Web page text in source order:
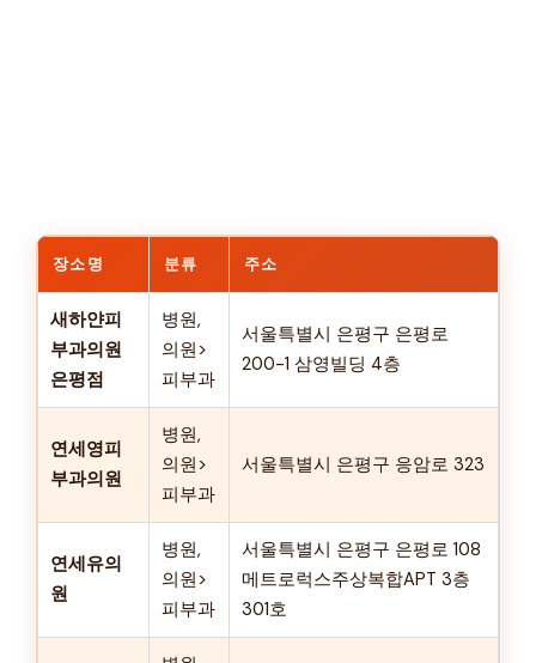
장소명 분류 주소
새하얀피
부과의원
은평점
병원,
의원>
피부과
서울특별시 은평구 은평로
200-1 삼영빌딩 4층
연세영피
부과의원
병원,
의원>
피부과
서울특별시 은평구 응암로 323
연세유의
원
병원,
의원>
피부과
서울특별시 은평구 은평로 108
메트로럭스주상복합APT 3층
301호